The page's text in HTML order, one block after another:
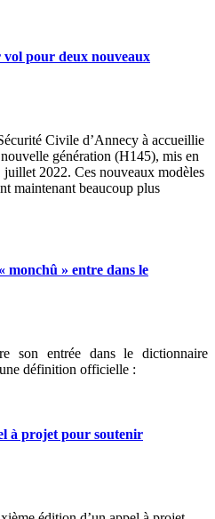
pour deux nouveaux
Civile d’Annecy à accueillie
génération (H145), mis en
2022. Ces nouveaux modèles
maintenant beaucoup plus
monchû » entre dans le
son entrée dans le dictionnaire
définition officielle :
à projet pour soutenir